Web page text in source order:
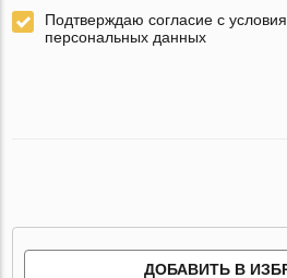
Подтверждаю согласие с
персональных данных
ДОБАВИТЬ В